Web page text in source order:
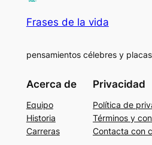
Frases de la vida
pensamientos célebres y
Acerca de
Equipo
Historia
Carreras
Privacidad
Política de
Términos y
Contacta con